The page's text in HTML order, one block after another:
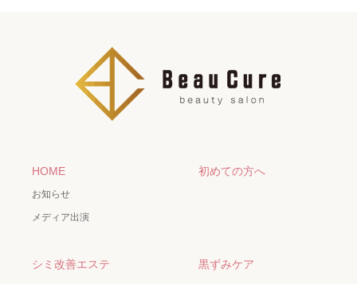
HOME
お知らせ
メディア出演
初めての方へ
シミ改善エステ 黒ずみケア